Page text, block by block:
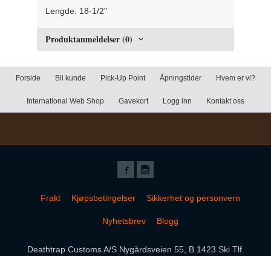
Lengde: 18-1/2"
Produktanmeldelser (0)
Forside Bli kunde Pick-Up Point Åpningstider Hvem er vi?
International Web Shop Gavekort Logg inn Kontakt oss
Frakt Kjøpsbetingelser Sikkerhet og personvern
Nyhetsbrev Blogg
Deathtrap Customs A/S Nygårdsveien 55, B 1423 Ski Tlf.